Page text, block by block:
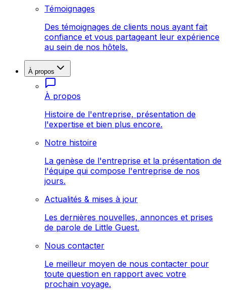
Témoignages
Des témoignages de clients nous ayant fait
confiance et vous partageant leur expérience
au sein de nos hôtels.
À propos
À propos
Histoire de l'entreprise, présentation de
l'expertise et bien plus encore.
Notre histoire
La genèse de l'entreprise et la présentation de
l'équipe qui compose l'entreprise de nos
jours.
Actualités & mises à jour
Les dernières nouvelles, annonces et prises
de parole de Little Guest.
Nous contacter
Le meilleur moyen de nous contacter pour
toute question en rapport avec votre
prochain voyage.